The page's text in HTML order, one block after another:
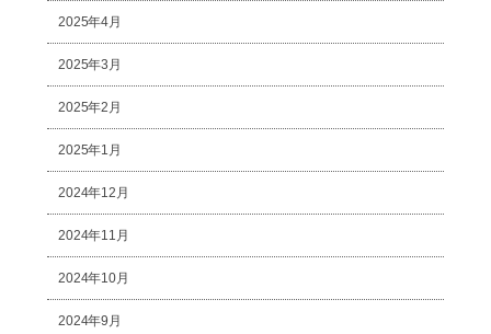
2025年4月
2025年3月
2025年2月
2025年1月
2024年12月
2024年11月
2024年10月
2024年9月